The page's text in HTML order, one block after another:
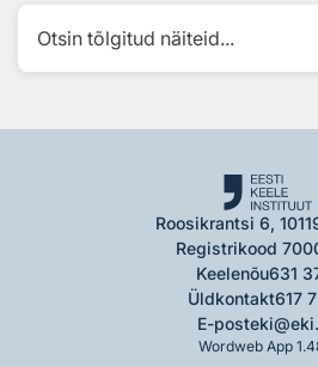
Otsin tõlgitud näiteid...
Roosikrantsi 6,
Registrikood
Keelenõu631
Üldkontakt617
E-post
Wordweb App